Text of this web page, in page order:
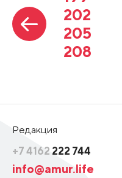
202
205
208
Редакция
+7 4162 222 744
info@amur.life